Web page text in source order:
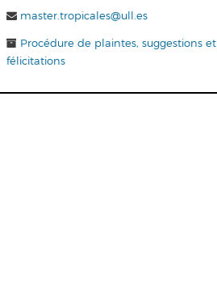
master.tropicales@ull.es
Procédure de plaintes, suggestions et
félicitations